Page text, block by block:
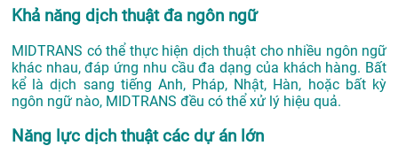
Khả năng dịch thuật đa ngôn ngữ
MIDTRANS có thể thực hiện dịch thuật cho nhiều ngôn ngữ
khác nhau, đáp ứng nhu cầu đa dạng của khách hàng. Bất
kể là dịch sang tiếng Anh, Pháp, Nhật, Hàn, hoặc bất kỳ
ngôn ngữ nào, MIDTRANS đều có thể xử lý hiệu quả.
Năng lực dịch thuật các dự án lớn